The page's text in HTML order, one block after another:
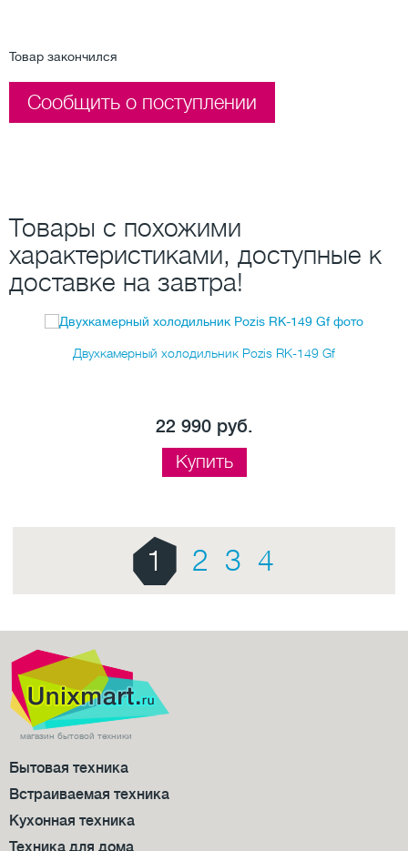
Товар закончился
Сообщить о поступлении
Товары с похожими
характеристиками, доступные к
доставке на завтра!
Двухкамерный холодильник Pozis RK-149 Gf
22 990 руб.
Купить
1 2 3 4
магазин бытовой техники
Бытовая техника
Встраиваемая техника
Кухонная техника
Техника для дома